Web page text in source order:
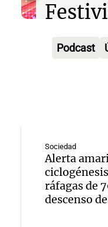
Episodios
km/h
Noticias
Episodios
Audio.
en
Audio.
Podcast
Sociedad
Alerta
ráfagas de
descenso